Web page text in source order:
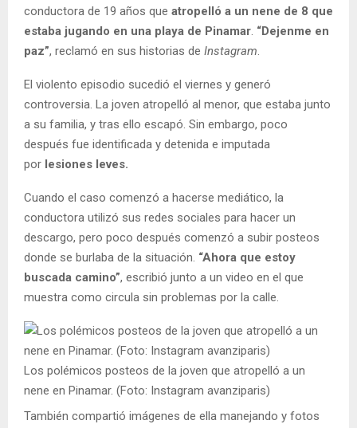
conductora de 19 años que atropelló a un nene de 8 que
estaba jugando en una playa de Pinamar. “Dejenme en
paz”, reclamó en sus historias de Instagram.
El violento episodio sucedió el viernes y generó
controversia. La joven atropelló al menor, que estaba junto
a su familia, y tras ello escapó. Sin embargo, poco
después fue identificada y detenida e imputada
por lesiones leves.
Cuando el caso comenzó a hacerse mediático, la
conductora utilizó sus redes sociales para hacer un
descargo, pero poco después comenzó a subir posteos
donde se burlaba de la situación. “Ahora que estoy
buscada camino”, escribió junto a un video en el que
muestra como circula sin problemas por la calle.
Los polémicos posteos de la joven que atropelló a un
nene en Pinamar. (Foto: Instagram avanziparis)
También compartió imágenes de ella manejando y fotos